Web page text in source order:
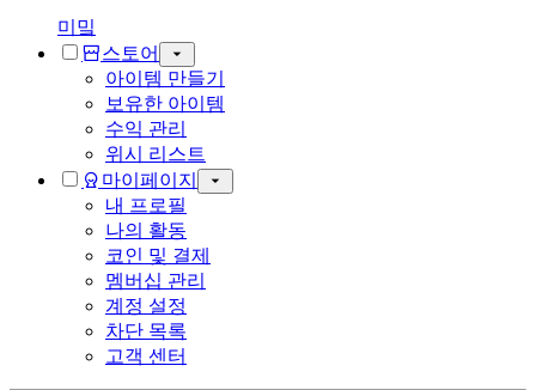
미밐
스토어
아이템 만들기
보유한 아이템
수익 관리
위시 리스트
마이페이지
내 프로필
나의 활동
코인 및 결제
멤버십 관리
계정 설정
차단 목록
고객 센터